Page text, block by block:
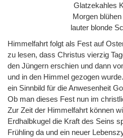
Glatzekahles
Morgen
lauter blonde
Himmelfahrt folgt als Fest auf
zu lesen, dass Christus vierzig
den Jüngern erschien und dann
und in den Himmel gezogen
ein Sinnbild für die Anwesenheit
Ob man dieses Fest nun im
Zur Zeit der Himmelfahrt können
Erdhalbkugel die Kraft des Seins
Frühling da und ein neuer